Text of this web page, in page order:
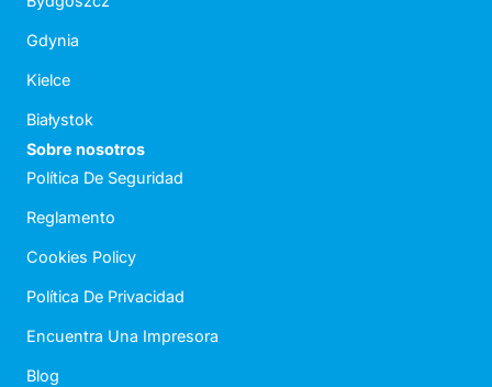
Gdynia
Kielce
Białystok
Sobre nosotros
Política De Seguridad
Reglamento
Cookies Policy
Política De Privacidad
Encuentra Una Impresora
Blog